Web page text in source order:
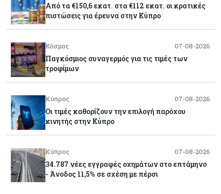
Από τα €150,6 εκατ. στα €112 εκατ. οι κρατικές
πιστώσεις για έρευνα στην Κύπρο
Κόσμος 07-08-2026
Παγκόσμιος συναγερμός για τις τιμές των
τροφίμων
Κύπρος 07-08-2026
Οι τιμές καθορίζουν την επιλογή παρόχου
κινητής στην Κύπρο
Κύπρος 07-08-2026
34.787 νέες εγγραφές οχημάτων στο επτάμηνο
- Άνοδος 11,5% σε σχέση με πέρσι